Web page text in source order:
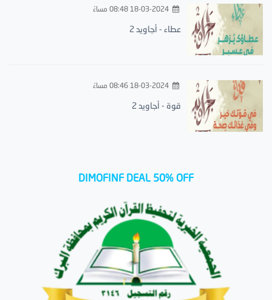
18-03-2024 08:48 مساءً
عطاء - أجاويد 2
18-03-2024 08:46 مساءً
قوة - أجاويد 2
DIMOFINF DEAL 50% OFF